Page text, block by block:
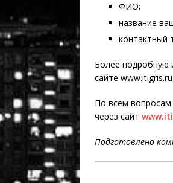
ФИО;
название
контактный
Более подробную
сайте
По всем
через сайт
Подготовлено